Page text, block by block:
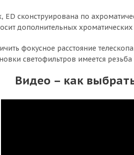
ED сконструирована по
дополнительных
фокусное расстояние
светофильтров имеется
Видео – как